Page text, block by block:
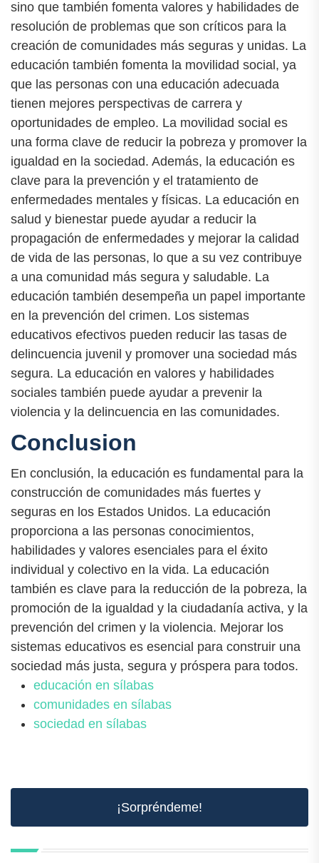
sino que también fomenta valores y habilidades de
resolución de problemas que son críticos para la
creación de comunidades más seguras y unidas. La
educación también fomenta la movilidad social, ya
que las personas con una educación adecuada
tienen mejores perspectivas de carrera y
oportunidades de empleo. La movilidad social es
una forma clave de reducir la pobreza y promover la
igualdad en la sociedad. Además, la educación es
clave para la prevención y el tratamiento de
enfermedades mentales y físicas. La educación en
salud y bienestar puede ayudar a reducir la
propagación de enfermedades y mejorar la calidad
de vida de las personas, lo que a su vez contribuye
a una comunidad más segura y saludable. La
educación también desempeña un papel importante
en la prevención del crimen. Los sistemas
educativos efectivos pueden reducir las tasas de
delincuencia juvenil y promover una sociedad más
segura. La educación en valores y habilidades
sociales también puede ayudar a prevenir la
violencia y la delincuencia en las comunidades.
Conclusion
En conclusión, la educación es fundamental para la
construcción de comunidades más fuertes y
seguras en los Estados Unidos. La educación
proporciona a las personas conocimientos,
habilidades y valores esenciales para el éxito
individual y colectivo en la vida. La educación
también es clave para la reducción de la pobreza, la
promoción de la igualdad y la ciudadanía activa, y la
prevención del crimen y la violencia. Mejorar los
sistemas educativos es esencial para construir una
sociedad más justa, segura y próspera para todos.
educación en sílabas
comunidades en sílabas
sociedad en sílabas
¡Sorpréndeme!